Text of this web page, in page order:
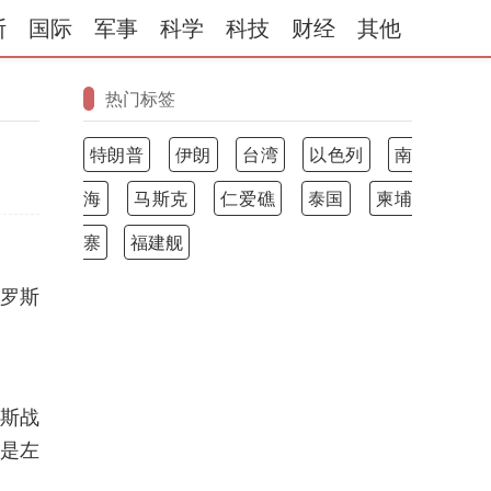
国际 军事 科学 科技 财经 其他
斯
战
左
热门标签
特朗普 伊朗 台湾 以色列
南
海
马斯克 仁爱礁 泰国
柬埔
寨
福建舰